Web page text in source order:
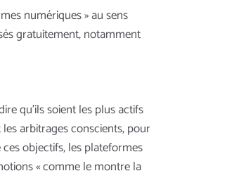
numériques » au sens
gratuitement, notamment
qu’ils soient les plus actifs
arbitrages conscients, pour
objectifs, les plateformes
« comme le montre la